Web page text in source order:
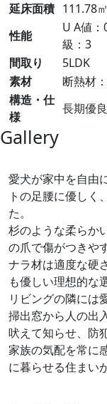
延床面積 111.78
性能
U A値
級：3
間取り
5LDK
素材
断熱材
構造・仕
様
長期優
Gallery
愛犬が家中を自由
トの足腰に優しく
た。
杉のような柔らか
の爪で傷がつきや
ナラ材は適度な硬
も優しい理想的な
リビングの隣には
掃出窓から人の出
吠えて知らせ、防
家族の気配を常に
に暮らせる住まい